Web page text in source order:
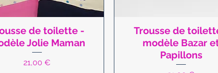
Aperçu rapide
de toilette -
Jolie Maman
Prix
21,00 €
Aperçu rapide
Trousse de
modèle Bazar
Papillons